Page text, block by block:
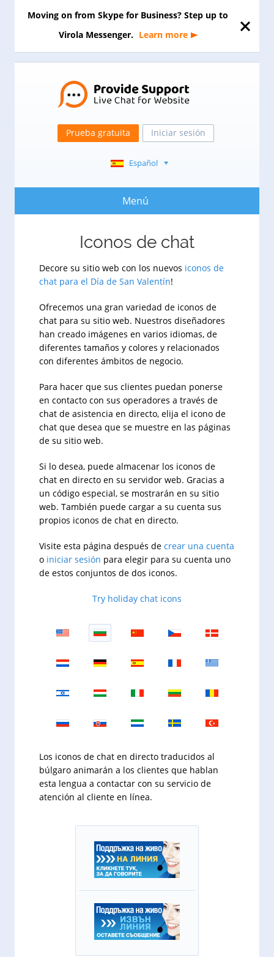
Moving on from Skype for Business? Step up to
Virola Messenger. Learn more
Prueba gratuita Iniciar sesión
Español
Menú
Iconos de chat
Decore su sitio web con los nuevos iconos de
chat para el Día de San Valentín!
Ofrecemos una gran variedad de iconos de
chat para su sitio web. Nuestros diseñadores
han creado imágenes en varios idiomas, de
diferentes tamaños y colores y relacionados
con diferentes ámbitos de negocio.
Para hacer que sus clientes puedan ponerse
en contacto con sus operadores a través de
chat de asistencia en directo, elija el icono de
chat que desea que se muestre en las páginas
de su sitio web.
Si lo desea, puede almacenar los iconos de
chat en directo en su servidor web. Gracias a
un código especial, se mostrarán en su sitio
web. También puede cargar a su cuenta sus
propios iconos de chat en directo.
Visite esta página después de crear una cuenta
o iniciar sesión para elegir para su cuenta uno
de estos conjuntos de dos iconos.
Try holiday chat icons
Los iconos de chat en directo traducidos al
búlgaro animarán a los clientes que hablan
esta lengua a contactar con su servicio de
atención al cliente en línea.